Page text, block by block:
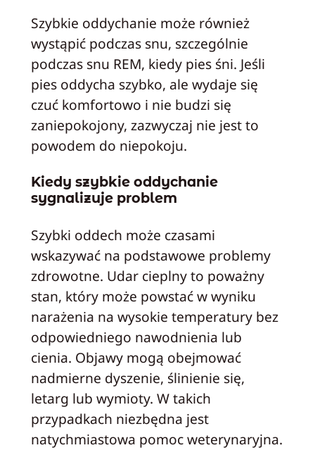
Szybkie oddychanie może również
wystąpić podczas snu, szczególnie
podczas snu REM, kiedy pies śni. Jeśli
pies oddycha szybko, ale wydaje się
czuć komfortowo i nie budzi się
zaniepokojony, zazwyczaj nie jest to
powodem do niepokoju.
Kiedy szybkie oddychanie
sygnalizuje problem
Szybki oddech może czasami
wskazywać na podstawowe problemy
zdrowotne. Udar cieplny to poważny
stan, który może powstać w wyniku
narażenia na wysokie temperatury bez
odpowiedniego nawodnienia lub
cienia. Objawy mogą obejmować
nadmierne dyszenie, ślinienie się,
letarg lub wymioty. W takich
przypadkach niezbędna jest
natychmiastowa pomoc weterynaryjna.